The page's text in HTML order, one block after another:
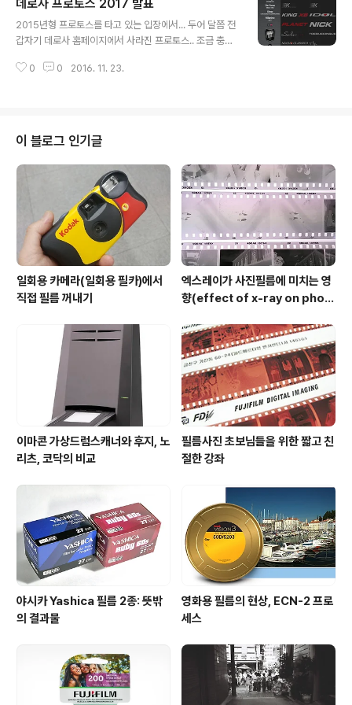
크의 암만의 무게는 볼트무게 5그램 정도를 빼면 대략 43
7그램 정도가 되네요.
데로사 프로토스 2017 발표
2015년형 프로토스를 타고 있는 입장에서... 두어 달쯤 전
갑자기 데로사 홈페이지에서 사라진 프로토스.. 조금 충격
드바이크 섹션에서 각 기종들을 소개하고 있는데, 갑자기
었다고 헌신짝처럼 버리다니.. 꽤 많이 실망했고 또 배신감
같은 것도 느꼈었습니다. 데로사가 이런 브랜드였나. 하긴
ODM인지 어떤지도 모를 8시리즈의 모델 어떤 것들은 이
상한 루머가 돌기도 했었죠. 그래서 '이왕 이렇게 된 거 초
레어 아이템이 돼버렸으니 그냥 즐겁게 탈만큼 타지 뭐'하
고 마음먹고 있던 차에 제..
0 0 2016. 11. 23.
이 블로그 인기글
일회용 카메라(일회용 필카)에서
직접 필름 꺼내기
엑스레이가 사진필름에 미치는 영
향(effect of x-ray on phot
이마콘 가상드럼스캐너와 후지, 노
리츠, 코닥의 비교
필름사진 초보님들을 위한 짧고 친
절한 강좌
야시카 Yashica 필름 2종: 뜻밖
의 결과물
영화용 필름의 현상, ECN-2 프로
세스